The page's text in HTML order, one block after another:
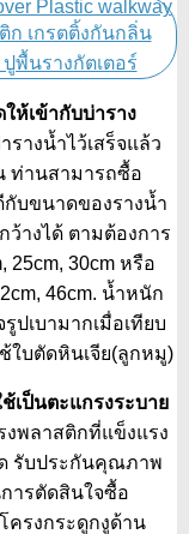
ห้เข้ากับบ่าราง
างน้ำไว้เสร็จแล้ว
ท่านสามารถซื้อ
บขนาดของรางน้ำ
างได้ ตามต้องการ
25cm, 30cm หรือ
46cm. น้ำหนัก
ปเบามากเมื่อเทียบ
ใบตัดหินเจีย(ลูกหมู)
เป็นตะแกรงระบาย
งพลาสติกที่แข็งแรง
รับประกันคุณภาพ
ารตัดสินใจซื้อ
ครงกระดูกงูด้าน